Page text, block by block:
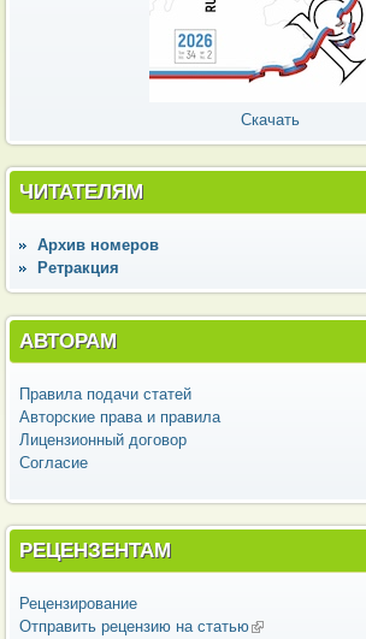
Скачать
ЧИТАТЕЛЯМ
Архив номеров
Ретракция
АВТОРАМ
Правила подачи статей
Авторские права и правила
Лицензионный договор
Согласие
РЕЦЕНЗЕНТАМ
Рецензирование
Отправить рецензию на статью(внешняя